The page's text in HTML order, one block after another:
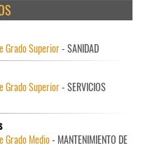
Grado Superior- SANIDAD
Grado Superior- SERVICIOS
Grado Medio- MANTENIMIENTO DE